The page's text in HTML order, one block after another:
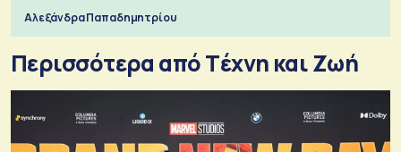
Αλεξάνδρα Παπαδημητρίου
Περισσότερα από Tέχνη και Ζωή